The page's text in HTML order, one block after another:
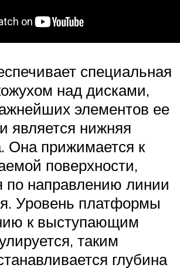
специальная
над дисками,
элементов ее
является нижняя
Она прижимается к
поверхности,
по направлению линии
Уровень платформы
к выступающим
таким
глубина